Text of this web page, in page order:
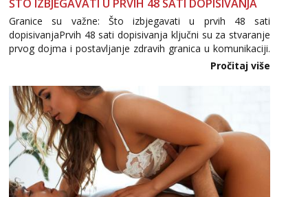
ŠTO IZBJEGAVATI U PRVIH 48 SATI DOPISIVANJA
Granice su važne: Što izbjegavati u prvih 48 sati
dopisivanjaPrvih 48 sati dopisivanja ključni su za stvaranje
prvog dojma i postavljanje zdravih granica u komunikaciji.
Važno je izbjeći prebrzo otkrivanje osobnih ili intimnih
informacija, jer nepoznata osoba još nije zaslužila to
povjerenje. Takođe...
Pročitaj više